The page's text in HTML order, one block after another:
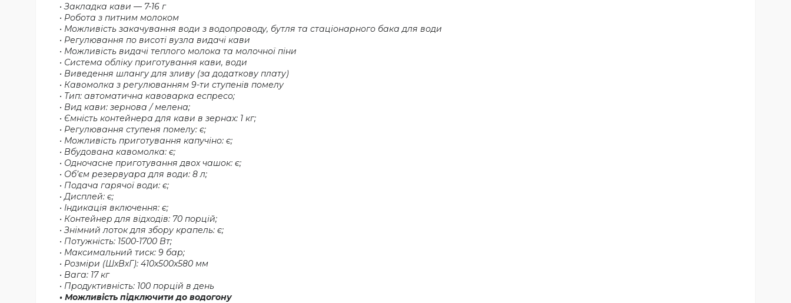
• Закладка кави — 7-16 г
• Робота з питним молоком
• Можливість закачування води з водопроводу, бутля та стаціонарного бака для води
• Регулювання по висоті вузла видачі кави
• Можливість видачі теплого молока та молочної піни
• Система обліку приготування кави, води
• Виведення шлангу для зливу (за додаткову плату)
• Кавомолка з регулюванням 9-ти ступенів помелу
• Тип: автоматична кавоварка еспресо;
• Вид кави: зернова / мелена;
• Ємність контейнера для кави в зернах: 1 кг;
• Регулювання ступеня помелу: є;
• Можливість приготування капучіно: є;
• Вбудована кавомолка: є;
• Одночасне приготування двох чашок: є;
• Об’єм резервуара для води: 8 л;
• Подача гарячої води: є;
• Дисплей: є;
• Індикація включення: є;
• Контейнер для відходів: 70 порцій;
• Знімний лоток для збору крапель: є;
• Потужність: 1500-1700 Вт;
• Максимальний тиск: 9 бар;
• Розміри (ШхВхГ): 410x500x580 мм
• Вага: 17 кг
• Продуктивність: 100 порцій в день
• Можливість підключити до водогону